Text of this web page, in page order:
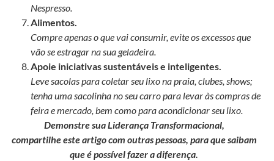
Nespresso.
Alimentos.
Compre apenas o que vai consumir, evite os excessos que
vão se estragar na sua geladeira.
Apoie iniciativas sustentáveis e inteligentes.
Leve sacolas para coletar seu lixo na praia, clubes, shows;
tenha uma sacolinha no seu carro para levar às compras de
feira e mercado, bem como para acondicionar seu lixo.
Demonstre sua Liderança Transformacional,
compartilhe este artigo com outras pessoas, para que saibam
que é possível fazer a diferença.